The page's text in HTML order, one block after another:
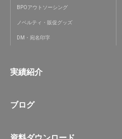
BPOアウトソーシング
ノベルティ・販促グッズ
DM・宛名印字
実績紹介
ブログ